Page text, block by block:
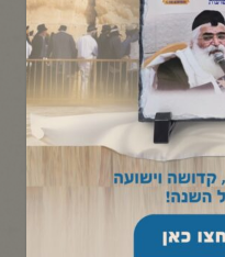
העיניים
בת עליה ז"ל)-
אוגוסט 4, 2025